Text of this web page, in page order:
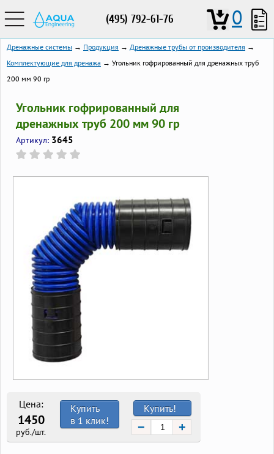
(495) 792-61-76 0
Дренажные системы → Продукция → Дренажные трубы от производителя →
Комплектующие для дренажа → Угольник гофрированный для дренажных труб
200 мм 90 гр
Угольник гофрированный для
дренажных труб 200 мм 90 гр
Артикул: 3645
Цена:
1450
руб./шт.
Купить!
− +
Купить
в 1 клик!